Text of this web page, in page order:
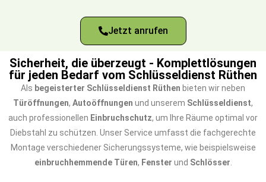
Jetzt anrufen
Sicherheit, die überzeugt - Komplettlösungen
für jeden Bedarf vom Schlüsseldienst Rüthen
Als begeisterter Schlüsseldienst Rüthen bieten wir neben
Türöffnungen, Autoöffnungen und unserem Schlüsseldienst,
auch professionellen Einbruchschutz, um Ihre Räume optimal vor
Diebstahl zu schützen. Unser Service umfasst die fachgerechte
Montage verschiedener Sicherungssysteme, wie beispielsweise
einbruchhemmende Türen, Fenster und Schlösser